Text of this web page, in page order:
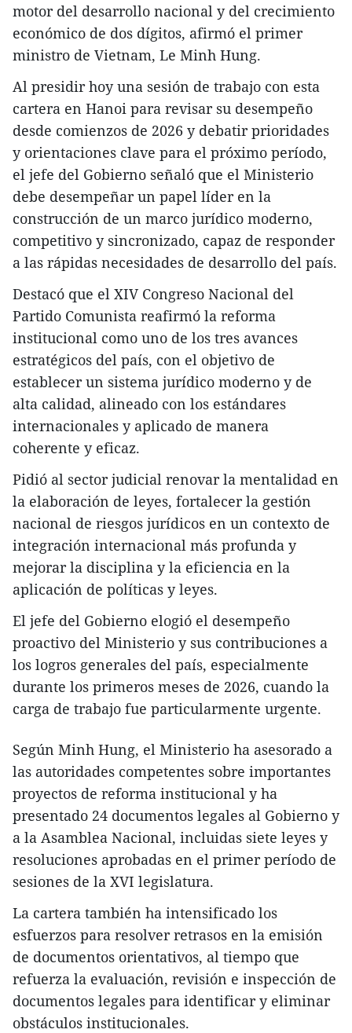
motor del desarrollo nacional y del crecimiento
económico de dos dígitos, afirmó el primer
ministro de Vietnam, Le Minh Hung.
Al presidir hoy una sesión de trabajo con esta
cartera en Hanoi para revisar su desempeño
desde comienzos de 2026 y debatir prioridades
y orientaciones clave para el próximo período,
el jefe del Gobierno señaló que el Ministerio
debe desempeñar un papel líder en la
construcción de un marco jurídico moderno,
competitivo y sincronizado, capaz de responder
a las rápidas necesidades de desarrollo del país.
Destacó que el XIV Congreso Nacional del
Partido Comunista reafirmó la reforma
institucional como uno de los tres avances
estratégicos del país, con el objetivo de
establecer un sistema jurídico moderno y de
alta calidad, alineado con los estándares
internacionales y aplicado de manera
coherente y eficaz.
Pidió al sector judicial renovar la mentalidad en
la elaboración de leyes, fortalecer la gestión
nacional de riesgos jurídicos en un contexto de
integración internacional más profunda y
mejorar la disciplina y la eficiencia en la
aplicación de políticas y leyes.
El jefe del Gobierno elogió el desempeño
proactivo del Ministerio y sus contribuciones a
los logros generales del país, especialmente
durante los primeros meses de 2026, cuando la
carga de trabajo fue particularmente urgente.
Según Minh Hung, el Ministerio ha asesorado a
las autoridades competentes sobre importantes
proyectos de reforma institucional y ha
presentado 24 documentos legales al Gobierno y
a la Asamblea Nacional, incluidas siete leyes y
resoluciones aprobadas en el primer período de
sesiones de la XVI legislatura.
La cartera también ha intensificado los
esfuerzos para resolver retrasos en la emisión
de documentos orientativos, al tiempo que
refuerza la evaluación, revisión e inspección de
documentos legales para identificar y eliminar
obstáculos institucionales.